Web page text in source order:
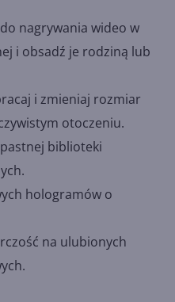
nagrywania wideo w
i obsadź je rodziną lub
i zmieniaj rozmiar
otoczeniu.
biblioteki
hologramów o
na ulubionych